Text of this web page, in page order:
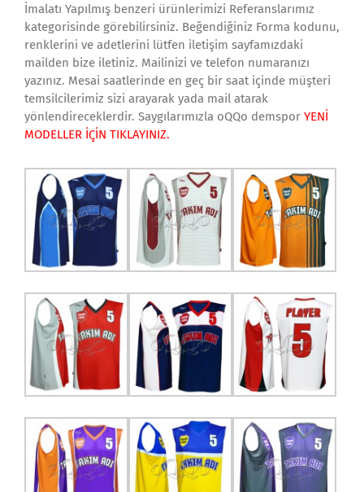
İmalatı Yapılmış benzeri ürünlerimizi Referanslarımız
kategorisinde görebilirsiniz. Beğendiğiniz Forma kodunu,
renklerini ve adetlerini lütfen iletişim sayfamızdaki
mailden bize iletiniz. Mailinizi ve telefon numaranızı
yazınız. Mesai saatlerinde en geç bir saat içinde müşteri
temsilcilerimiz sizi arayarak yada mail atarak
yönlendireceklerdir. Saygılarımızla oQQo demspor YENİ
MODELLER İÇİN TIKLAYINIZ.